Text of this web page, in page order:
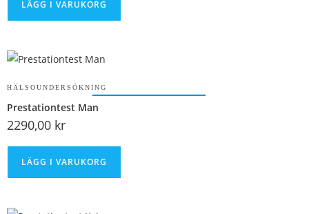
LÄGG I VARUKORG
HÄLSOUNDERSÖKNING
Prestationtest Man
2290,00 kr
LÄGG I VARUKORG